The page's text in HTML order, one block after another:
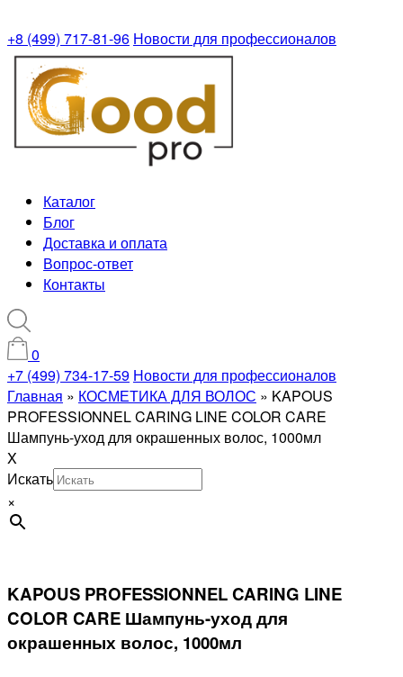
+8 (499) 717-81-96 Новости для профессионалов
Каталог
Блог
Доставка и оплата
Вопрос-ответ
Контакты
0
+7 (499) 734-17-59 Новости для профессионалов
Главная » КОСМЕТИКА ДЛЯ ВОЛОС » KAPOUS
PROFESSIONNEL CARING LINE COLOR CARE
Шампунь-уход для окрашенных волос, 1000мл
X
Искать
×
KAPOUS PROFESSIONNEL CARING LINE
COLOR CARE Шампунь-уход для
окрашенных волос, 1000мл